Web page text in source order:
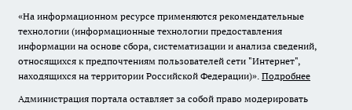
«На информационном ресурсе применяются рекомендательные
технологии (информационные технологии предоставления
информации на основе сбора, систематизации и анализа сведений,
относящихся к предпочтениям пользователей сети "Интернет",
находящихся на территории Российской Федерации)». Подробнее
Администрация портала оставляет за собой право модерировать